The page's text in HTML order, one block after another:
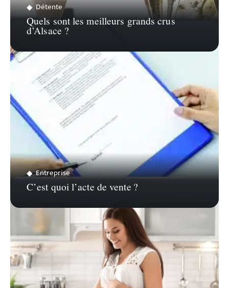
Détente
Quels sont les meilleurs grands crus
d’Alsace ?
Entreprise
C’est quoi l’acte de vente ?